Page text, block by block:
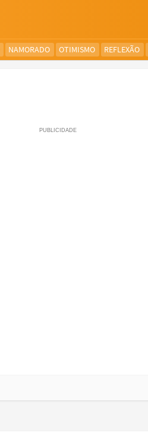
NAMORADO OTIMISMO REFLEXÃO